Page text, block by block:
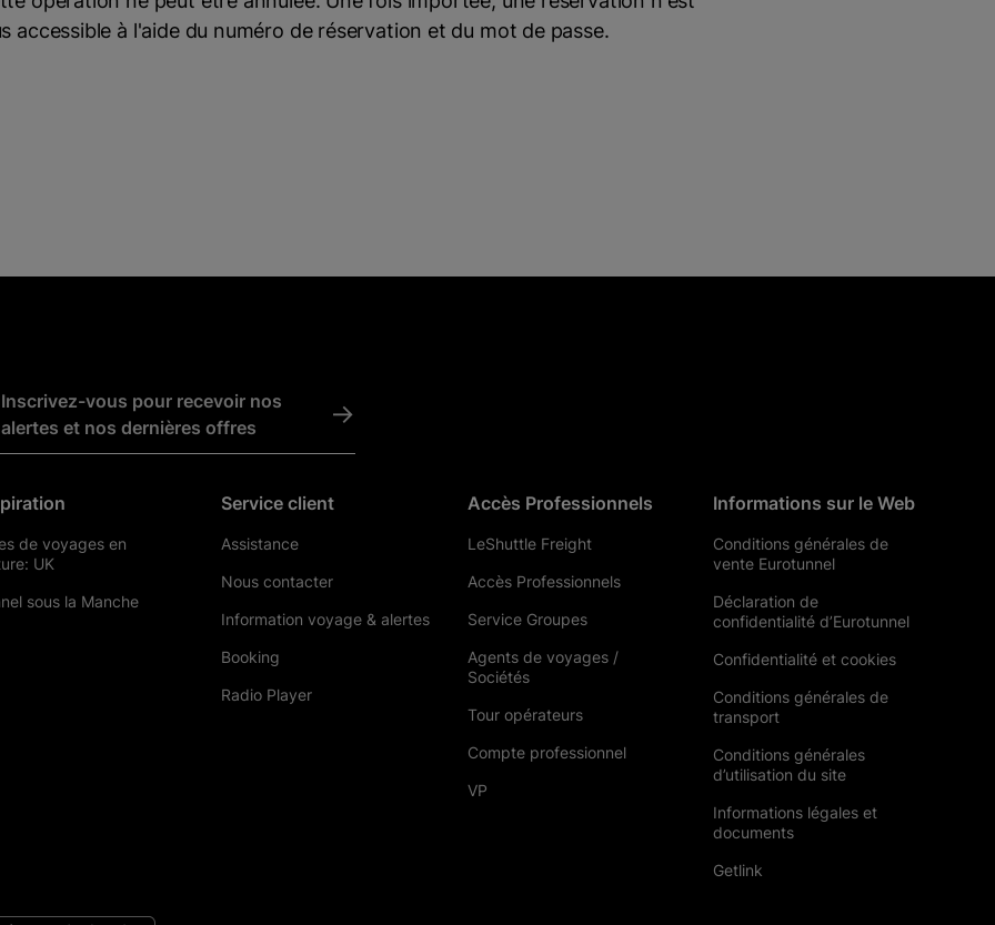
accessible à l'aide du numéro de réservation et du mot de passe.
Inscrivez-vous pour recevoir nos
alertes et nos dernières offres
->
de voyages en
UK
sous la Manche
Service client
Assistance
Nous contacter
Information voyage & alertes
Booking
Radio Player
Accès Professionnels
LeShuttle Freight
Accès Professionnels
Service Groupes
Agents de voyages /
Sociétés
Tour opérateurs
Compte professionnel
VP
Informations sur le Web
Conditions générales de
vente Eurotunnel
Déclaration de
confidentialité d’Eurotunnel
Confidentialité et cookies
Conditions générales de
transport
Conditions générales
d’utilisation du site
Informations légales et
documents
Getlink